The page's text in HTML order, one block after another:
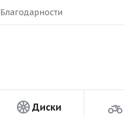
Благодарности
Диски